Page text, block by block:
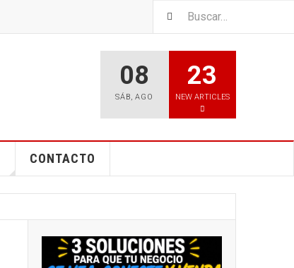
08
SÁB, AGO
23
NEW ARTICLES
CONTACTO